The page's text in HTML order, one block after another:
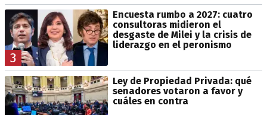
3
Encuesta rumbo a 2027: cuatro
consultoras midieron el
desgaste de Milei y la crisis de
liderazgo en el peronismo
Ley de Propiedad Privada: qué
senadores votaron a favor y
cuáles en contra